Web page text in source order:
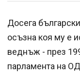
Досега
осъзна коя му е
веднъж - през
парламента на